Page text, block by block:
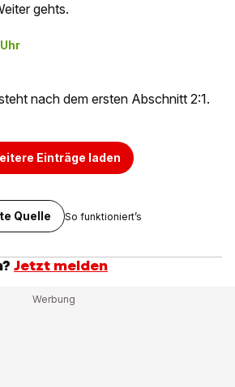
gehts.
nach dem ersten Abschnitt 2:1.
Einträge laden
Quelle So funktioniert’s
Jetzt melden